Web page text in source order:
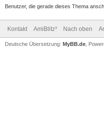
Benutzer, die gerade dieses Thema
Kontakt AmiBlitz³ Nach oben
Deutsche Übersetzung: MyBB.de ,